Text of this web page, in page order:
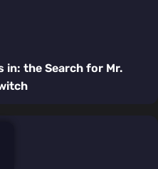
in: the Search for Mr.